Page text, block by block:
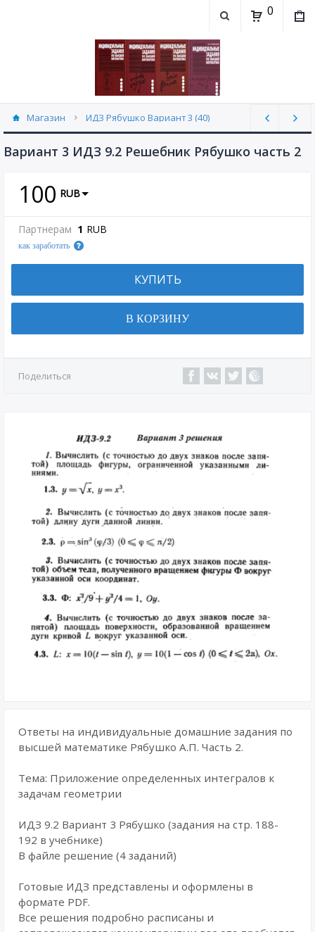
0
Магазин ИДЗ Рябушко Вариант 3 (40)
Вариант 3 ИДЗ 9.2 Решебник Рябушко часть 2
100 RUB
Партнерам 1 RUB
как заработать
КУПИТЬ
В КОРЗИНУ
Поделиться
Ответы на индивидуальные домашние задания по
высшей математике Рябушко А.П. Часть 2.
Тема: Приложение определенных интегралов к
задачам геометрии
ИДЗ 9.2 Вариант 3 Рябушко (задания на стр. 188-
192 в учебнике)
В файле решение (4 заданий)
Готовые ИДЗ представлены и оформлены в
формате PDF.
Все решения подробно расписаны и